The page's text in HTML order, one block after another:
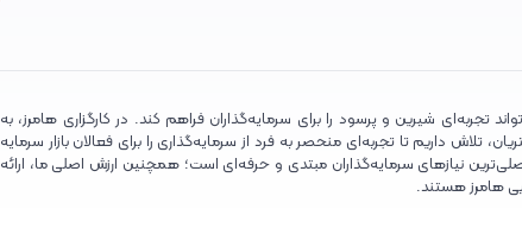
تجربه‌ای شیرین و پرسود را برای سرمایه‌گذاران فراهم کند. در کارگزاری هامرز، به
تلاش داریم تا تجربه‌ای منحصر به فرد از سرمایه‌گذاری را برای فعالان بازار سرمایه
نیازهای سرمایه‌گذاران مبتدی و حرفه‌ای است؛ همچنین ارزش اصلی ما، ارائه
هامرز هستند.